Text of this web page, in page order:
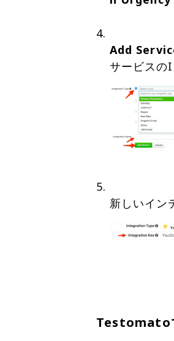
Add
新しいイン
Testomato